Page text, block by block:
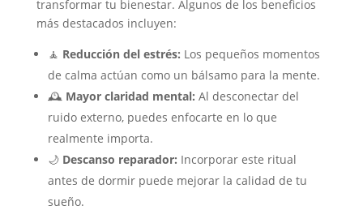
transformar tu bienestar. Algunos de los beneficios
más destacados incluyen:
🧘 Reducción del estrés: Los pequeños momentos
de calma actúan como un bálsamo para la mente.
🕰️ Mayor claridad mental: Al desconectar del
ruido externo, puedes enfocarte en lo que
realmente importa.
🌙 Descanso reparador: Incorporar este ritual
antes de dormir puede mejorar la calidad de tu
sueño.